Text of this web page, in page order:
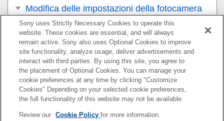
Modifica delle impostazioni della fotocamera
Funzioni disponibili con uno smartphone
Uso di un computer
Utilizzo del servizio cloud
Appendice
Sony uses Strictly Necessary Cookies to operate this
website. These cookies are essential, and will always
remain active. Sony also uses Optional Cookies to improve
site functionality, analyze usage, deliver advertisements and
interact with third parties. By using this site, you agree to
the placement of Optional Cookies. You can manage your
cookie preferences at any time by clicking "Customize
Cookies" Depending on your selected cookie preferences,
the full functionality of this website may not be available.
Review our Cookie Policyfor more information.